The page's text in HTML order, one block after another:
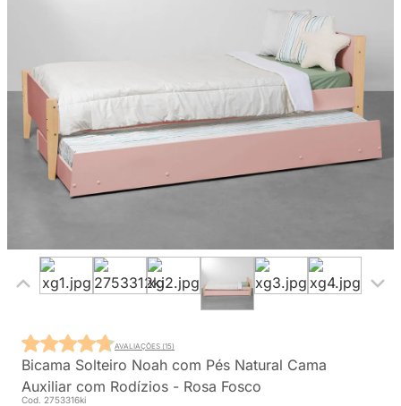
Bicama Solteiro Noah com Pés Natural Cama
Auxiliar com Rodízios - Rosa Fosco
Cod. 2753316ki
AVALIAÇÕES (15)